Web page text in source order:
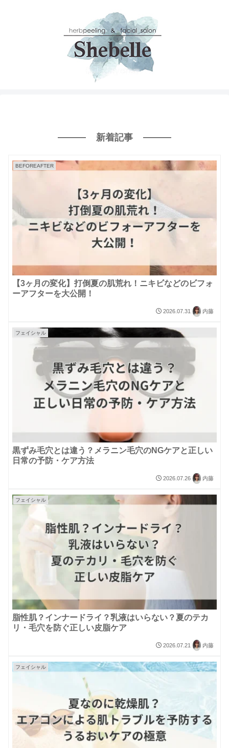
新着記事
BEFOREAFTER
【3ヶ月の変化】打倒夏の肌荒れ！ニキビなどのビフォ
ーアフターを大公開！
2026.07.31 内藤
フェイシャル
黒ずみ毛穴とは違う？メラニン毛穴のNGケアと正しい
日常の予防・ケア方法
2026.07.26 内藤
フェイシャル
脂性肌？インナードライ？乳液はいらない？夏のテカ
リ・毛穴を防ぐ正しい皮脂ケア
2026.07.21 内藤
フェイシャル